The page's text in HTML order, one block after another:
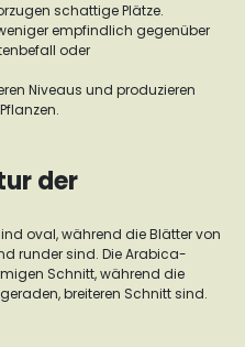
schattige Plätze.
empfindlich gegenüber
oder
Niveaus und produzieren
der
oval, während die Blätter von
runder sind. Die Arabica-
Schnitt, während die
breiteren Schnitt sind.